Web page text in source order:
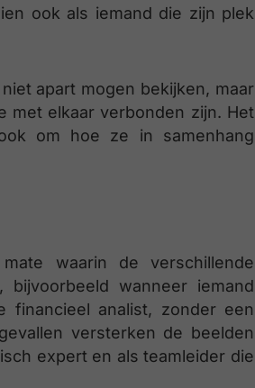
ook als iemand die zijn plek
apart mogen bekijken, maar
met elkaar verbonden zijn. Het
om hoe ze in samenhang
waarin de verschillende
wanneer iemand
financieel analist, zonder een
versterken de beelden
expert en als teamleider die